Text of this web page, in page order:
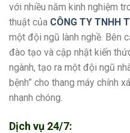
với nhiều năm kinh nghiệm
thuật của CÔNG TY TNHH
một đội ngũ lành nghề. Bên
đào tạo và cập nhật kiến
ngành, tạo ra một đội ngũ
bệnh” cho thang máy chính
nhanh chóng.
Dịch vụ 24/7: